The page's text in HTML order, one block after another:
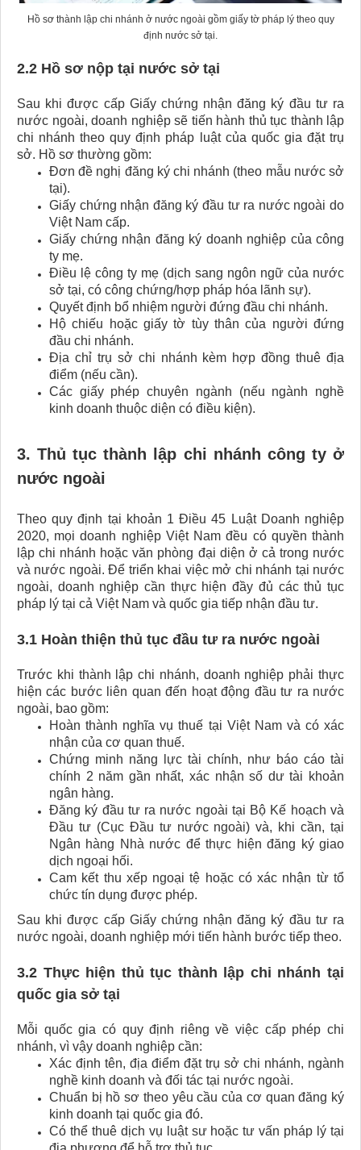
Hồ sơ thành lập chi nhánh ở nước ngoài gồm giấy tờ pháp lý theo quy
định nước sở tại.
2.2 Hồ sơ nộp tại nước sở tại
Sau khi được cấp Giấy chứng nhận đăng ký đầu tư ra
nước ngoài, doanh nghiệp sẽ tiến hành thủ tục thành lập
chi nhánh theo quy định pháp luật của quốc gia đặt trụ
sở. Hồ sơ thường gồm:
Đơn đề nghị đăng ký chi nhánh (theo mẫu nước sở
tại).
Giấy chứng nhận đăng ký đầu tư ra nước ngoài do
Việt Nam cấp.
Giấy chứng nhận đăng ký doanh nghiệp của công
ty mẹ.
Điều lệ công ty mẹ (dịch sang ngôn ngữ của nước
sở tại, có công chứng/hợp pháp hóa lãnh sự).
Quyết định bổ nhiệm người đứng đầu chi nhánh.
Hộ chiếu hoặc giấy tờ tùy thân của người đứng
đầu chi nhánh.
Địa chỉ trụ sở chi nhánh kèm hợp đồng thuê địa
điểm (nếu cần).
Các giấy phép chuyên ngành (nếu ngành nghề
kinh doanh thuộc diện có điều kiện).
3. Thủ tục thành lập chi nhánh công ty ở
nước ngoài
Theo quy định tại khoản 1 Điều 45 Luật Doanh nghiệp
2020, mọi doanh nghiệp Việt Nam đều có quyền thành
lập chi nhánh hoặc văn phòng đại diện ở cả trong nước
và nước ngoài. Để triển khai việc mở chi nhánh tại nước
ngoài, doanh nghiệp cần thực hiện đầy đủ các thủ tục
pháp lý tại cả Việt Nam và quốc gia tiếp nhận đầu tư.
3.1 Hoàn thiện thủ tục đầu tư ra nước ngoài
Trước khi thành lập chi nhánh, doanh nghiệp phải thực
hiện các bước liên quan đến hoạt động đầu tư ra nước
ngoài, bao gồm:
Hoàn thành nghĩa vụ thuế tại Việt Nam và có xác
nhận của cơ quan thuế.
Chứng minh năng lực tài chính, như báo cáo tài
chính 2 năm gần nhất, xác nhận số dư tài khoản
ngân hàng.
Đăng ký đầu tư ra nước ngoài tại Bộ Kế hoạch và
Đầu tư (Cục Đầu tư nước ngoài) và, khi cần, tại
Ngân hàng Nhà nước để thực hiện đăng ký giao
dịch ngoại hối.
Cam kết thu xếp ngoại tệ hoặc có xác nhận từ tổ
chức tín dụng được phép.
Sau khi được cấp Giấy chứng nhận đăng ký đầu tư ra
nước ngoài, doanh nghiệp mới tiến hành bước tiếp theo.
3.2 Thực hiện thủ tục thành lập chi nhánh tại
quốc gia sở tại
Mỗi quốc gia có quy định riêng về việc cấp phép chi
nhánh, vì vậy doanh nghiệp cần:
Xác định tên, địa điểm đặt trụ sở chi nhánh, ngành
nghề kinh doanh và đối tác tại nước ngoài.
Chuẩn bị hồ sơ theo yêu cầu của cơ quan đăng ký
kinh doanh tại quốc gia đó.
Có thể thuê dịch vụ luật sư hoặc tư vấn pháp lý tại